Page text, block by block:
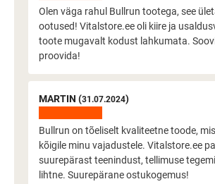
Olen väga rahul Bullrun tootega, see
ootused! Vitalstore.ee oli kiire ja
toote mugavalt kodust lahkumata.
proovida!
MARTIN (31.07.2024)
Bullrun on tõeliselt kvaliteetne toode,
kõigile minu vajadustele. Vitalstore.ee
suurepärast teenindust, tellimuse
lihtne. Suurepärane ostukogemus!